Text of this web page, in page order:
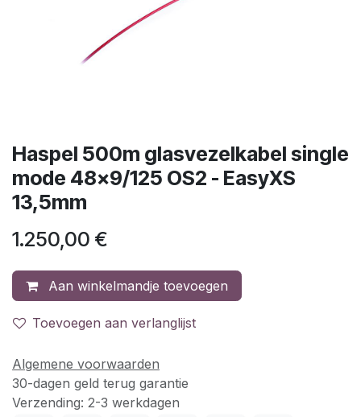
Haspel 500m glasvezelkabel single
mode 48x9/125 OS2 - EasyXS
13,5mm
1.250,00 €
Aan winkelmandje toevoegen
Toevoegen aan verlanglijst
Algemene voorwaarden
30-dagen geld terug garantie
Verzending: 2-3 werkdagen